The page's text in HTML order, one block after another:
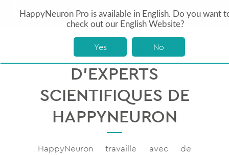
LE RÉSEAU
D’EXPERTS
SCIENTIFIQUES DE
HAPPYNEURON
HappyNeuron travaille avec de
HappyNeuron Pro is available in English. Do you want
check out our English Website?
Yes No